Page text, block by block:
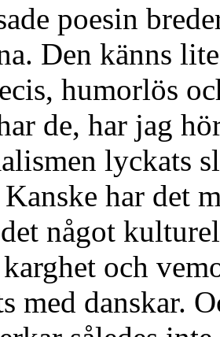
poesin
Den känns
humorlös
de, har jag
lyckats
har det
något
och
med danskar.